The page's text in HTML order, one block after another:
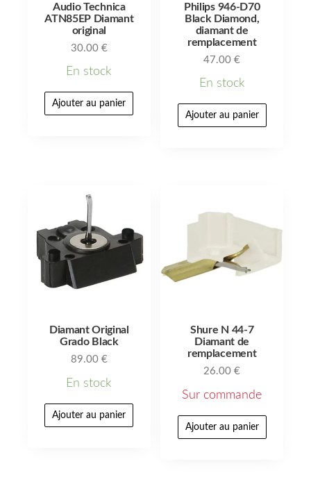
Audio Technica
ATN85EP Diamant
original
30.00 €
En stock
Ajouter au panier
Philips 946-D70
Black Diamond,
diamant de
remplacement
47.00€
En stock
Ajouter au panier
Diamant Original
Grado Black
89.00 €
En stock
Ajouter au panier
Shure N 44-7
Diamant de
remplacement
26.00€
Sur commande
Ajouter au panier